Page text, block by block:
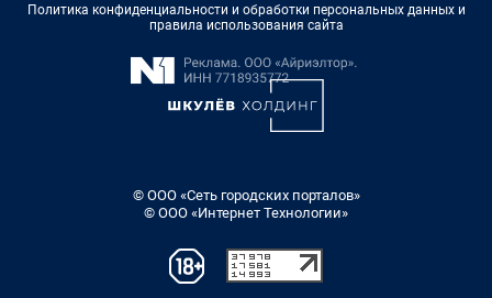
Политика конфиденциальности и обработки персональных данных и
правила использования сайта
© ООО «Сеть городских порталов»
© ООО «Интернет Технологии»